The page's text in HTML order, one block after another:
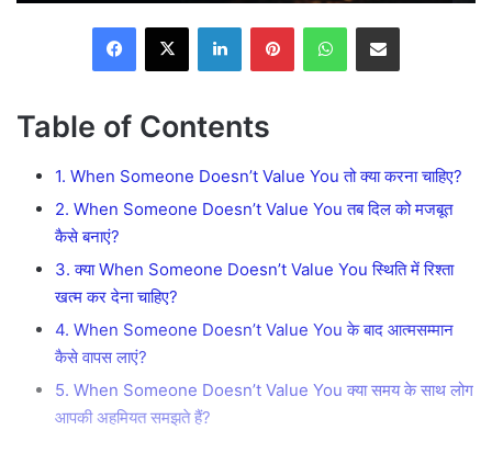
Facebook
X LinkedInPinterestWhatsAppShare via Email
Table of Contents
1. When Someone Doesn’t Value You तो क्या करना चाहिए?
2. When Someone Doesn’t Value You तब दिल को मजबूत
कैसे बनाएं?
3. क्या When Someone Doesn’t Value You स्थिति में रिश्ता
खत्म कर देना चाहिए?
4. When Someone Doesn’t Value You के बाद आत्मसम्मान
कैसे वापस लाएं?
5. When Someone Doesn’t Value You क्या समय के साथ लोग
आपकी अहमियत समझते हैं?